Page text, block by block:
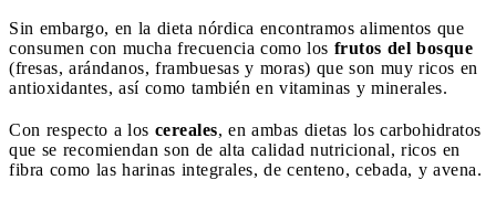
Sin embargo, en la dieta nórdica encontramos alimentos que
consumen con mucha frecuencia como los frutos del bosque
(fresas, arándanos, frambuesas y moras) que son muy ricos en
antioxidantes, así como también en vitaminas y minerales.
Con respecto a los cereales, en ambas dietas los carbohidratos
que se recomiendan son de alta calidad nutricional, ricos en
fibra como las harinas integrales, de centeno, cebada, y avena.